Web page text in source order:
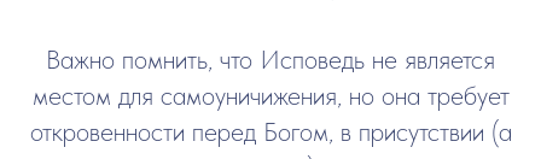
Важно помнить, что Исповедь не является
местом для самоуничижения, но она требует
откровенности перед Богом, в присутствии (а